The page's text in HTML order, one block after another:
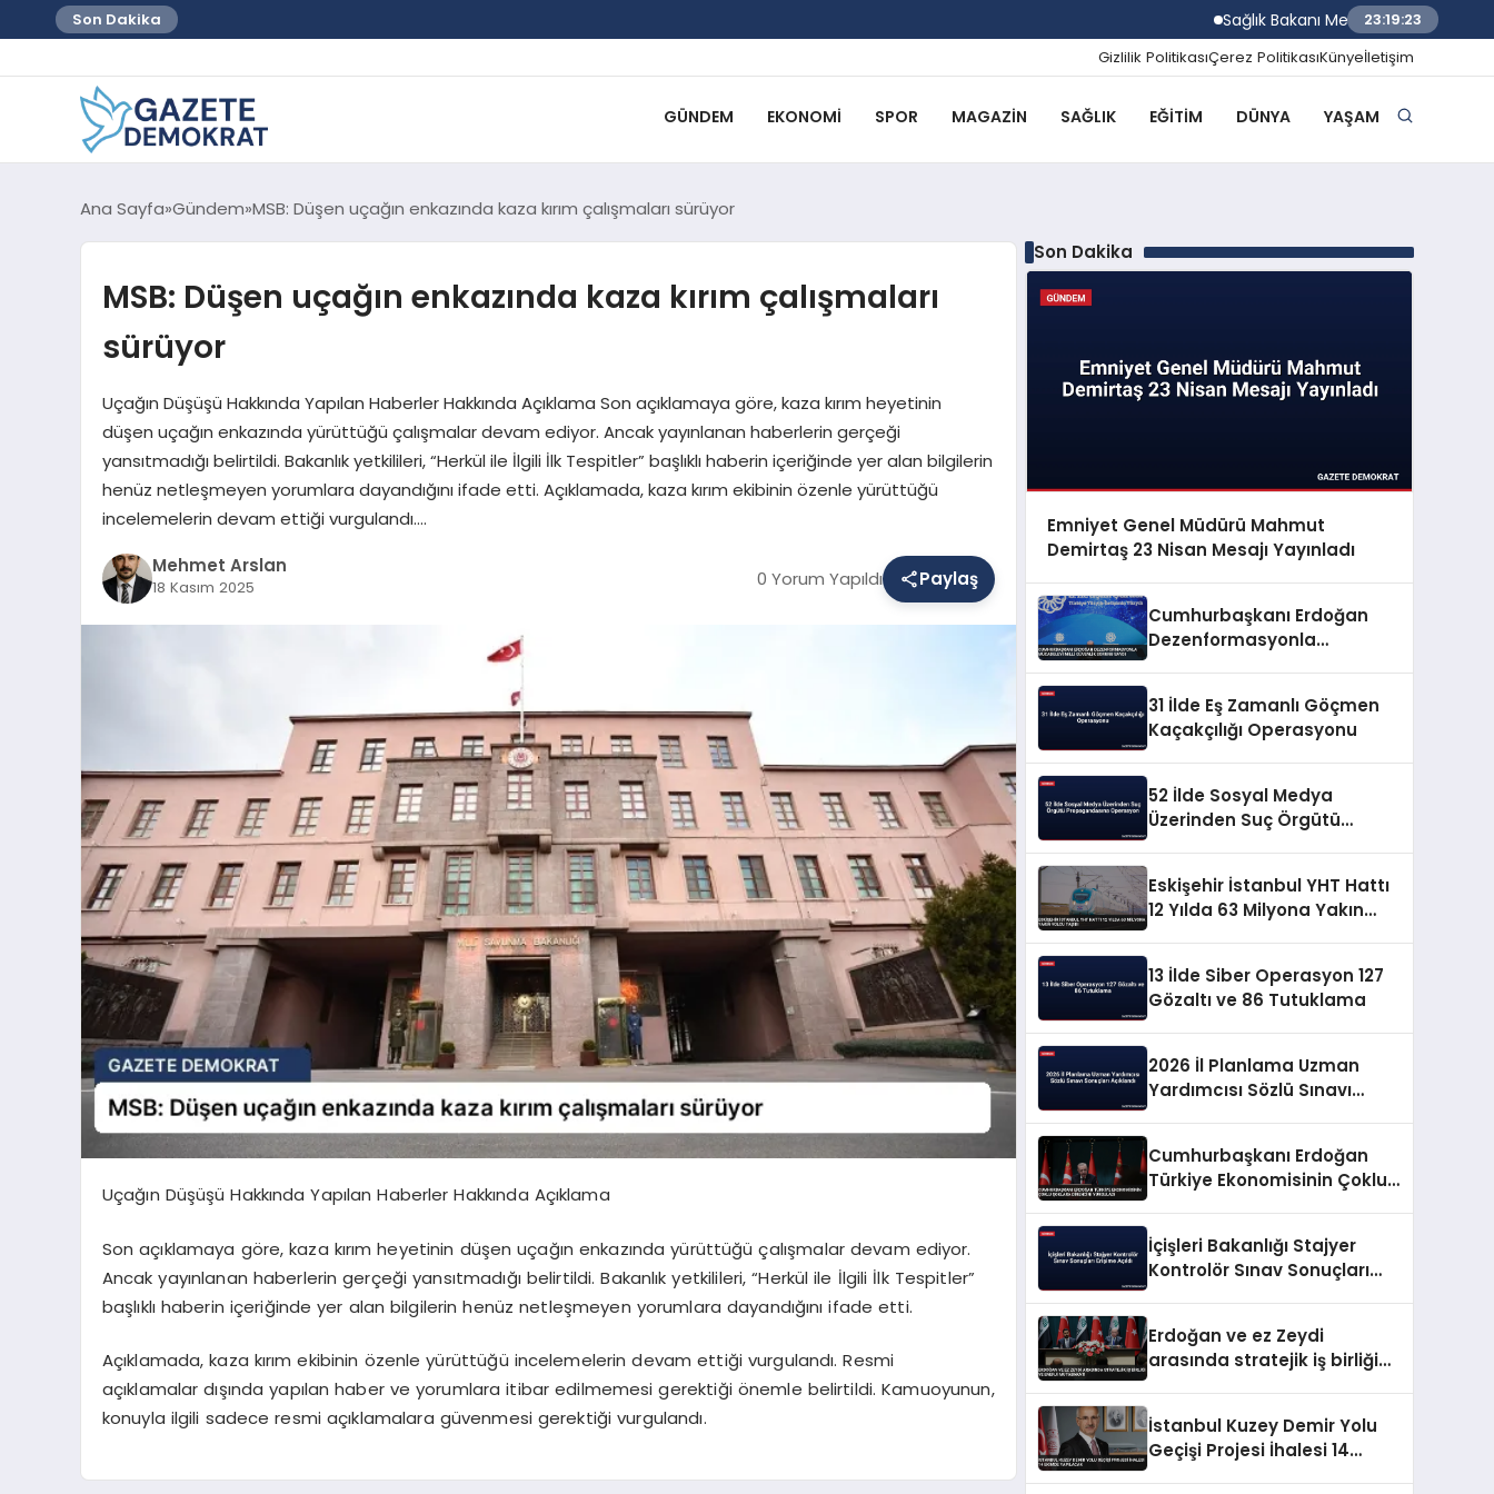
Son Dakika Sağlık Bakanı Memişoğlu İzmir Biyotıp
23:19:24
Gizlilik PolitikasıÇerez PolitikasıKünyeİletişim
GÜNDEM EKONOMI SPOR MAGAZIN SAĞLIK EĞITIM DÜNYA YAŞAM
Ana Sayfa Gündem MSB: Düşen uçağın enkazında kaza kırım çalışmaları sürüyor
MSB: Düşen uçağın enkazında kaza kırım çalışmaları
sürüyor
Uçağın Düşüşü Hakkında Yapılan Haberler Hakkında Açıklama Son açıklamaya göre, kaza kırım heyetinin
düşen uçağın enkazında yürüttüğü çalışmalar devam ediyor. Ancak yayınlanan haberlerin gerçeği
yansıtmadığı belirtildi. Bakanlık yetkilileri, “Herkül ile İlgili İlk Tespitler” başlıklı haberin içeriğinde yer alan bilgilerin
henüz netleşmeyen yorumlara dayandığını ifade etti. Açıklamada, kaza kırım ekibinin özenle yürüttüğü
incelemelerin devam ettiği vurgulandı….
Mehmet Arslan
18 Kasım 2025 0 Yorum Yapıldı Paylaş
Uçağın Düşüşü Hakkında Yapılan Haberler Hakkında Açıklama
Son açıklamaya göre, kaza kırım heyetinin düşen uçağın enkazında yürüttüğü çalışmalar devam ediyor.
Ancak yayınlanan haberlerin gerçeği yansıtmadığı belirtildi. Bakanlık yetkilileri, “Herkül ile İlgili İlk Tespitler”
başlıklı haberin içeriğinde yer alan bilgilerin henüz netleşmeyen yorumlara dayandığını ifade etti.
Açıklamada, kaza kırım ekibinin özenle yürüttüğü incelemelerin devam ettiği vurgulandı. Resmi
açıklamalar dışında yapılan haber ve yorumlara itibar edilmemesi gerektiği önemle belirtildi. Kamuoyunun,
konuyla ilgili sadece resmi açıklamalara güvenmesi gerektiği vurgulandı.
Son Dakika
Emniyet Genel Müdürü Mahmut
Demirtaş 23 Nisan Mesajı Yayınladı
Cumhurbaşkanı Erdoğan
Dezenformasyonla
31 İlde Eş Zamanlı Göçmen
Kaçakçılığı Operasyonu
52 İlde Sosyal Medya
Üzerinden Suç Örgütü
Eskişehir İstanbul YHT Hattı
12 Yılda 63 Milyona Yakın
13 İlde Siber Operasyon 127
Gözaltı ve 86 Tutuklama
2026 İl Planlama Uzman
Yardımcısı Sözlü Sınavı
Cumhurbaşkanı Erdoğan
Türkiye Ekonomisinin Çoklu
İçişleri Bakanlığı Stajyer
Kontrolör Sınav Sonuçları
Erdoğan ve ez Zeydi
arasında stratejik iş birliği
İstanbul Kuzey Demir Yolu
Geçişi Projesi İhalesi 14